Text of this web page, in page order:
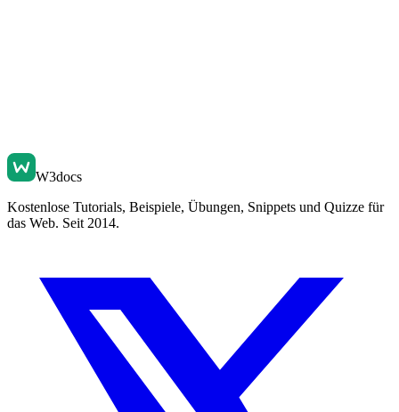
W3docs
Kostenlose Tutorials, Beispiele, Übungen, Snippets und Quizze für
das Web. Seit 2014.